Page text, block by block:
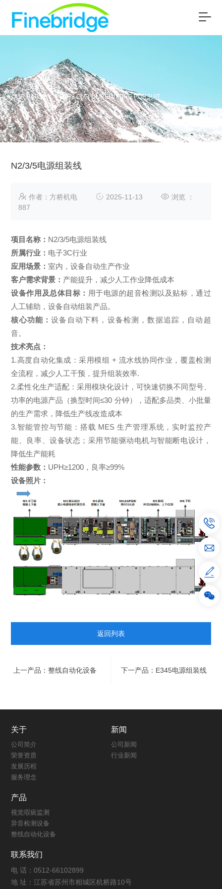
您的满意是我们不懈的追求
YOUR SATISFACTION IS OUR UNREMITTING PURSUIT
N2/3/5电源组装线
作者：方桥机电 2025-11-13
浏览 ：
887
项目名称： N2/3/5电源组装线
所属行业： 电子3C行业
应用场景 ：室内，设备自动生产作业
客户需求背景 ： 产能提升，减少人工作业降低成本
设备作用及总体目标 ： 用于电源的超音检测以及贴标，通过
人工辅助，设备自动组装产品。
核心功能 ：设备自动下料，设备检测，数据追踪，自动超
音。
技术亮点 ：
1.高度自动化集成：采用模组 + 流水线协同作业，覆盖检测
全流程，减少人工干预，提升组装效率.
2.柔性化生产适配：采用模块化设计，可快速切换不同型号、
功率的电源产品（换型时间≤30 分钟），适配多品类、小批量
的生产需求，降低生产线改造成本
3.智能管控与节能：搭载 MES 生产管理系统，实时监控产
能、良率、设备状态；采用节能驱动电机与智能断电设计，
降低生产能耗
性能参数 ： UPH≥1200，良率≥99%
设备照片 ：
返回列表
上一产品：整线自动化设备 下一产品：E345电源组装线
关于
公司简介
荣誉资质
发展历程
服务理念
新闻
公司新闻
行业新闻
产品
视觉瑕疵监测
异音检测设备
整线自动化设备
联系我们
电 话：0512-66102899
地 址：江苏省苏州市相城区杭桥路10号